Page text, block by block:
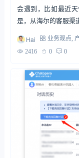
会遇到，比如最近
是，从海尔的客服
Hai 业务观点
2416
0 0